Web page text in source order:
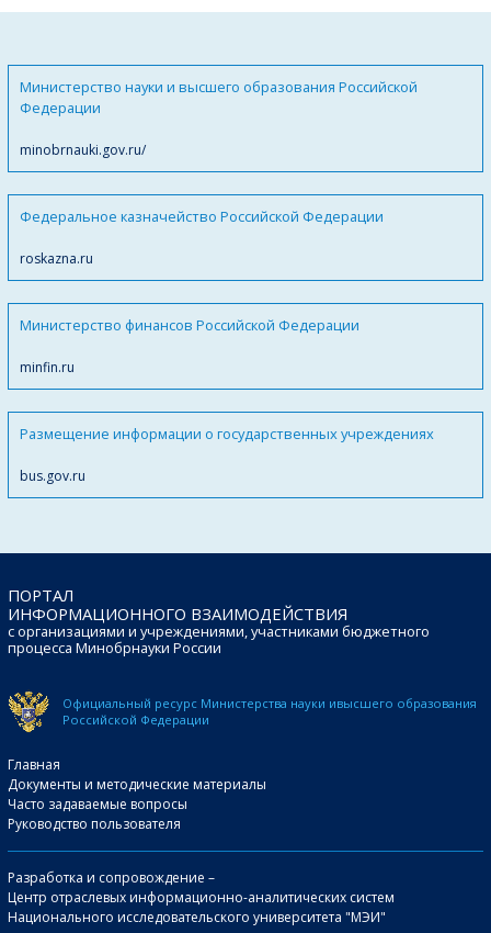
Министерство науки и высшего образования Российской
Федерации
minobrnauki.gov.ru/
Федеральное казначейство Российской Федерации
roskazna.ru
Министерство финансов Российской Федерации
minfin.ru
Размещение информации о государственных учреждениях
bus.gov.ru
ПОРТАЛ
ИНФОРМАЦИОННОГО ВЗАИМОДЕЙСТВИЯ
с организациями и учреждениями, участниками бюджетного
процесса Минобрнауки России
Официальный ресурс Министерства науки ивысшего образования
Российской Федерации
Главная
Документы и методические материалы
Часто задаваемые вопросы
Руководство пользователя
Разработка и сопровождение –
Центр отраслевых информационно-аналитических систем
Национального исследовательского университета "МЭИ"